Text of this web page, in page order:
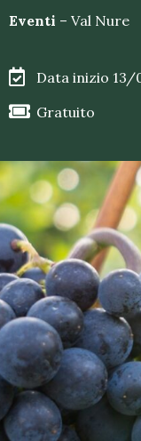
Eventi – Val Nure
Data inizio
Gratuito